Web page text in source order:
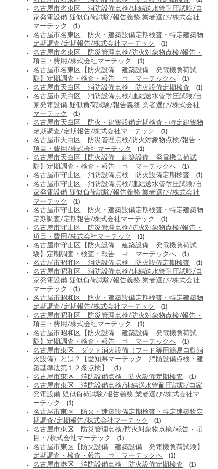
名古屋市名東区 消防設備点検/連結送水管耐圧試験/自
家発電設備 疑似負荷試験/報告義務 業者選び/株式会社
マーテック
(1)
名古屋市名東区 防火・建築設備定期検査・特定建築物
定期調査/定期報告/株式会社マーテック
(1)
名古屋市名東区 防災管理点検/防火対象物点検/報告・
項目・費用/株式会社マーテック
(1)
名古屋市名東区【防火設備 建築設備 発電機負荷試
験】定期調査・検査・報告 ⇒ マーテックへ
(1)
名古屋市天白区 消防設備点検 防火設備定期検査 (1)
名古屋市天白区 消防設備点検/連結送水管耐圧試験/自
家発電設備 疑似負荷試験/報告義務 業者選び/株式会社
マーテック
(1)
名古屋市天白区 防火・建築設備定期検査・特定建築物
定期調査/定期報告/株式会社マーテック
(1)
名古屋市天白区 防災管理点検/防火対象物点検/報告・
項目・費用/株式会社マーテック
(1)
名古屋市天白区【防火設備 建築設備 発電機負荷試
験】定期調査・検査・報告 ⇒ マーテックへ
(1)
名古屋市守山区 消防設備点検 防火設備定期検査 (1)
名古屋市守山区 消防設備点検/連結送水管耐圧試験/自
家発電設備 疑似負荷試験/報告義務 業者選び/株式会社
マーテック
(1)
名古屋市守山区 防火・建築設備定期検査・特定建築物
定期調査/定期報告/株式会社マーテック
(1)
名古屋市守山区 防災管理点検/防火対象物点検/報告・
項目・費用/株式会社マーテック
(1)
名古屋市守山区【防火設備 建築設備 発電機負荷試
験】定期調査・検査・報告 ⇒ マーテックへ
(1)
名古屋市昭和区 消防設備点検 防火設備定期検査 (1)
名古屋市昭和区 消防設備点検/連結送水管耐圧試験/自
家発電設備 疑似負荷試験/報告義務 業者選び/株式会社
マーテック
(1)
名古屋市昭和区 防火・建築設備定期検査・特定建築物
定期調査/定期報告/株式会社マーテック
(1)
名古屋市昭和区 防災管理点検/防火対象物点検/報告・
項目・費用/株式会社マーテック
(1)
名古屋市昭和区【防火設備 建築設備 発電機負荷試
験】定期調査・検査・報告 ⇒ マーテックへ
(1)
名古屋市東区 ダクト消火設備（フード等用簡易自動消
火設備）とは？【愛知県マーテック 消防設備点検・建
築基準法第１２条点検】
(1)
名古屋市東区 消防設備点検 防火設備定期検査 (1)
名古屋市東区 消防設備点検/連結送水管耐圧試験/自家
発電設備 疑似負荷試験/報告義務 業者選び/株式会社マ
ーテック
(1)
名古屋市東区 防火・建築設備定期検査・特定建築物定
期調査/定期報告/株式会社マーテック
(1)
名古屋市東区 防災管理点検/防火対象物点検/報告・項
目・/株式会社マーテック
(1)
名古屋市東区【防火設備 建築設備 発電機負荷試験】
定期調査・検査・報告 ⇒ マーテックへ
(1)
名古屋市港区 消防設備点検 防火設備定期検査 (1)